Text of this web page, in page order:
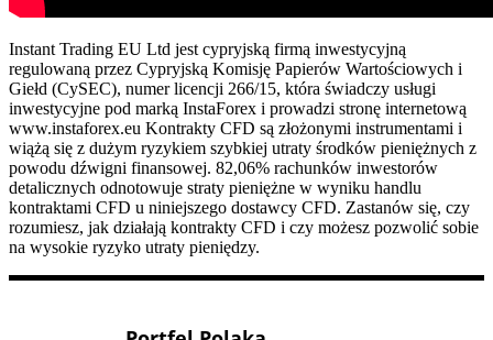
Instant Trading EU Ltd jest cypryjską firmą inwestycyjną
regulowaną przez Cypryjską Komisję Papierów Wartościowych i
Giełd (CySEC), numer licencji 266/15, która świadczy usługi
inwestycyjne pod marką InstaForex i prowadzi stronę internetową
www.instaforex.eu Kontrakty CFD są złożonymi instrumentami i
wiążą się z dużym ryzykiem szybkiej utraty środków pieniężnych z
powodu dźwigni finansowej. 82,06% rachunków inwestorów
detalicznych odnotowuje straty pieniężne w wyniku handlu
kontraktami CFD u niniejszego dostawcy CFD. Zastanów się, czy
rozumiesz, jak działają kontrakty CFD i czy możesz pozwolić sobie
na wysokie ryzyko utraty pieniędzy.